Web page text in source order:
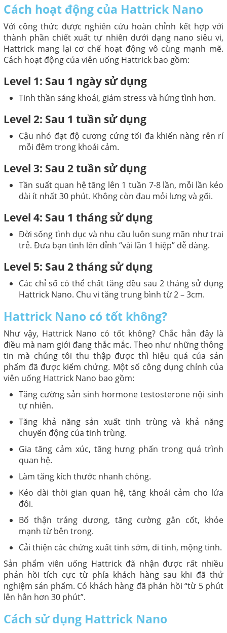
Cách hoạt động của Hattrick Nano
Với công thức được nghiên cứu hoàn chỉnh kết hợp với
thành phần chiết xuất tự nhiên dưới dạng nano siêu vi,
Hattrick mang lại cơ chế hoạt động vô cùng mạnh mẽ.
Cách hoạt động của viên uống Hattrick bao gồm:
Level 1: Sau 1 ngày sử dụng
Tinh thần sảng khoái, giảm stress và hứng tình hơn.
Level 2: Sau 1 tuần sử dụng
Cậu nhỏ đạt độ cương cứng tối đa khiến nàng rên rỉ
mỗi đêm trong khoái cảm.
Level 3: Sau 2 tuần sử dụng
Tần suất quan hệ tăng lên 1 tuần 7-8 lần, mỗi lần kéo
dài ít nhất 30 phút. Không còn đau mỏi lưng và gối.
Level 4: Sau 1 tháng sử dụng
Đời sống tình dục và nhu cầu luôn sung mãn như trai
trẻ. Đưa bạn tình lên đỉnh “vài lần 1 hiệp” dễ dàng.
Level 5: Sau 2 tháng sử dụng
Các chỉ số có thể chất tăng đều sau 2 tháng sử dụng
Hattrick Nano. Chu vi tăng trung bình từ 2 – 3cm.
Hattrick Nano có tốt không?
Như vậy, Hattrick Nano có tốt không? Chắc hẳn đây là
điều mà nam giới đang thắc mắc. Theo như những thông
tin mà chúng tôi thu thập được thì hiệu quả của sản
phẩm đã được kiểm chứng. Một số công dụng chính của
viên uống Hattrick Nano bao gồm:
Tăng cường sản sinh hormone testosterone nội sinh
tự nhiên.
Tăng khả năng sản xuất tinh trùng và khả năng
chuyển động của tinh trùng.
Gia tăng cảm xúc, tăng hưng phấn trong quá trình
quan hệ.
Làm tăng kích thước nhanh chóng.
Kéo dài thời gian quan hệ, tăng khoái cảm cho lứa
đôi.
Bổ thận tráng dương, tăng cường gân cốt, khỏe
mạnh từ bên trong.
Cải thiện các chứng xuất tinh sớm, di tinh, mộng tinh.
Sản phẩm viên uống Hattrick đã nhận được rất nhiều
phản hồi tích cực từ phía khách hàng sau khi đã thử
nghiệm sản phẩm. Có khách hàng đã phản hồi “từ 5 phút
lên hẳn hơn 30 phút”.
Cách sử dụng Hattrick Nano